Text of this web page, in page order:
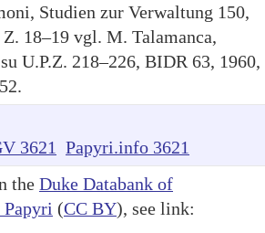
Studien zur Verwaltung 150,
18–19 vgl. M. Talamanca,
U.P.Z. 218–226, BIDR 63, 1960,
3621 Papyri.info 3621
the Duke Databank of
(CC BY), see link: